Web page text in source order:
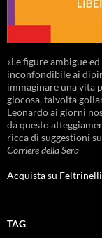
«Le figure ambigue
inconfondibile ai
immaginare una vita
giocosa, talvolta
Leonardo ai giorni
da questo
ricca di suggestioni
Corriere della Sera
Acquista su
TAG